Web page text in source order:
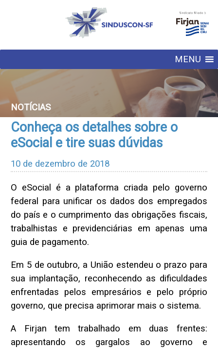
MENU
NOTÍCIAS
Conheça os detalhes sobre o
eSocial e tire suas dúvidas
10 de dezembro de 2018
O eSocial é a plataforma criada pelo governo
federal para unificar os dados dos empregados
do país e o cumprimento das obrigações fiscais,
trabalhistas e previdenciárias em apenas uma
guia de pagamento.
Em 5 de outubro, a União estendeu o prazo para
sua implantação, reconhecendo as dificuldades
enfrentadas pelos empresários e pelo próprio
governo, que precisa aprimorar mais o sistema.
A Firjan tem trabalhado em duas frentes:
apresentando os gargalos ao governo e